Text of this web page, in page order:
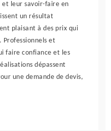
et leur savoir-faire en
un résultat
plaisant à des prix qui
Professionnels et
faire confiance et les
dépassent
une demande de devis,